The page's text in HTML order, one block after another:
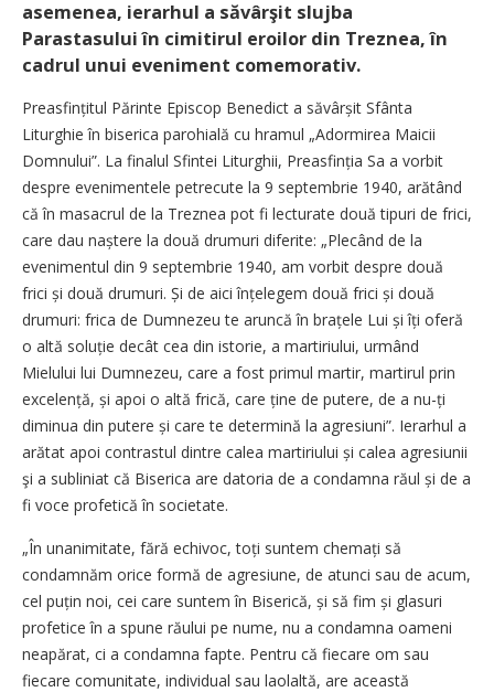
asemenea, ierarhul a săvârşit slujba
Parastasului în cimitirul eroilor din Treznea, în
cadrul unui eveniment comemorativ.
Preasfințitul Părinte Episcop Benedict a săvârșit Sfânta
Liturghie în biserica parohială cu hramul „Adormirea Maicii
Domnului”. La finalul Sfintei Liturghii, Preasfinția Sa a vorbit
despre evenimentele petrecute la 9 septembrie 1940, arătând
că în masacrul de la Treznea pot fi lecturate două tipuri de frici,
care dau naștere la două drumuri diferite: „Plecând de la
evenimentul din 9 septembrie 1940, am vorbit despre două
frici și două drumuri. Și de aici înțelegem două frici și două
drumuri: frica de Dumnezeu te aruncă în brațele Lui și îți oferă
o altă soluție decât cea din istorie, a martiriului, urmând
Mielului lui Dumnezeu, care a fost primul martir, martirul prin
excelență, și apoi o altă frică, care ține de putere, de a nu-ți
diminua din putere și care te determină la agresiuni”. Ierarhul a
arătat apoi contrastul dintre calea martiriului și calea agresiunii
şi a subliniat că Biserica are datoria de a condamna răul și de a
fi voce profetică în societate.
„În unanimitate, fără echivoc, toți suntem chemați să
condamnăm orice formă de agresiune, de atunci sau de acum,
cel puțin noi, cei care suntem în Biserică, și să fim și glasuri
profetice în a spune răului pe nume, nu a condamna oameni
neapărat, ci a condamna fapte. Pentru că fiecare om sau
fiecare comunitate, individual sau laolaltă, are această